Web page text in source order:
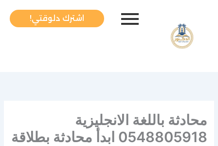
اشترك دلوقتي!
محادثة باللغة الانجليزية
0548805918 ابدأ محادثة بطلاقة